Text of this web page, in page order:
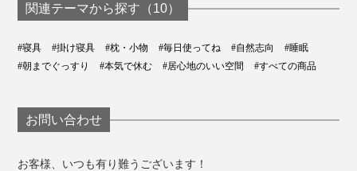
関連テーマから探す（10）
#寝具 #掛け寝具 #枕・小物 #毎日使ってね #自然志向
#睡眠
#朝までぐっすり
#本気で休む #居心地のいい空間 #すべての商品
お問い合わせ
お客様、いつも有り難うございます！